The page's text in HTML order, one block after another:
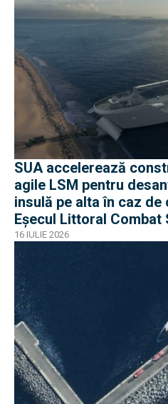
SUA accelerează
agile LSM pentru
insulă pe alta în caz
Eșecul Littoral Combat
pe americani
16 IULIE 2026